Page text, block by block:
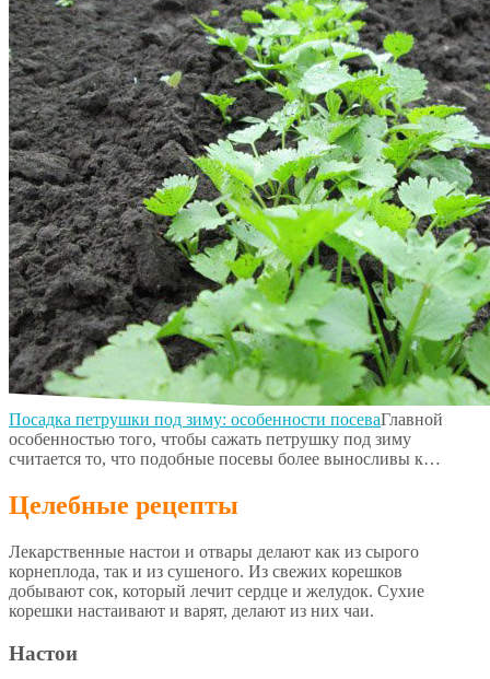
Посадка петрушки под зиму: особенности посеваГлавной
особенностью того, чтобы сажать петрушку под зиму
считается то, что подобные посевы более выносливы к…
Целебные рецепты
Лекарственные настои и отвары делают как из сырого
корнеплода, так и из сушеного. Из свежих корешков
добывают сок, который лечит сердце и желудок. Сухие
корешки настаивают и варят, делают из них чаи.
Настои